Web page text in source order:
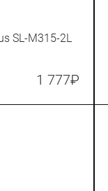
SL-M315-2L
1 777₽